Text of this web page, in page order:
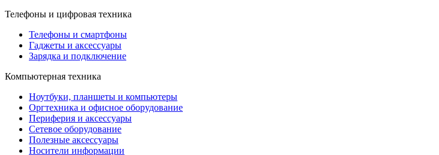
Телефоны и цифровая техника
Телефоны и смартфоны
Гаджеты и аксессуары
Зарядка и подключение
Компьютерная техника
Ноутбуки, планшеты и компьютеры
Оргтехника и офисное оборудование
Периферия и аксессуары
Cетевое оборудование
Полезные аксессуары
Носители информации